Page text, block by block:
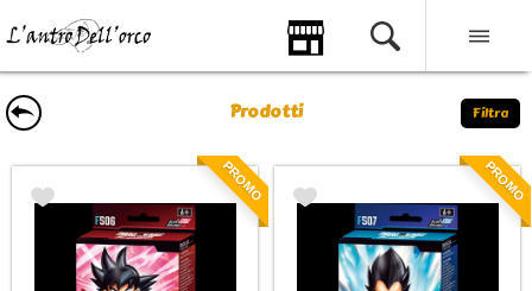
Prodotti Filtra
PROMO PROMO